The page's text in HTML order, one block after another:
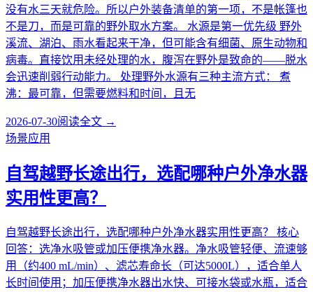
没有水三天就危险。所以户外装备清单的第一项，不是帐篷也
不是刀，而是可靠的野外取水方案。 水源是第一优先级 野外
溪流、湖泊、雨水看起来干净，但可能含有细菌、原生动物和
病毒。直接饮用未经处理的水，腹泻在野外是致命的——脱水
会迅速削弱行动能力。 处理野外水源有三种主流方式： 煮
沸：最可靠，但需要燃料和时间，且无
2026-07-30阅读全文 →
场景应用
自驾越野长途出行，选配哪种户外净水器
实用性更高？
自驾越野长途出行，选配哪种户外净水器实用性更高？ 核心
回答：选净水吸管或加压便携净水器。净水吸管轻便、流速够
用（约400 mL/min）、滤芯寿命长（可达5000L），适合单人
长时间使用；加压便携净水器出水快、可接水袋或水瓶，适合